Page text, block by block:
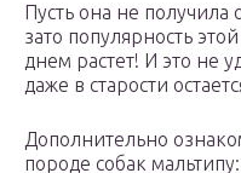
Пусть она не
зато популярность
днем растет! И это не
даже в старости
Дополнительно
породе собак мальтипу: